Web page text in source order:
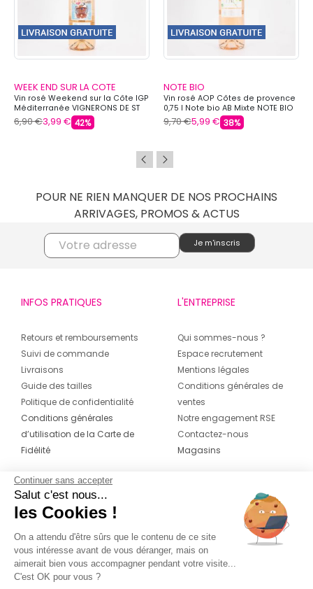
WEEK END SUR LA COTE
Vin rosé Weekend sur la Côte IGP
Méditerranée VIGNERONS DE ST
TROPEZ
6,90 €3,99 € 42%
NOTE BIO
Vin rosé AOP Côtes de provence
0,75 l Note bio AB Mixte NOTE BIO
9,70 €5,99 € 38%
POUR NE RIEN MANQUER DE NOS PROCHAINS
ARRIVAGES, PROMOS & ACTUS
INFOS PRATIQUES
Retours et remboursements
Suivi de commande
Livraisons
Guide des tailles
Politique de confidentialité
Conditions générales
d’utilisation de la Carte de
Fidélité
L'ENTREPRISE
Qui sommes-nous ?
Espace recrutement
Mentions légales
Conditions générales de
ventes
Notre engagement RSE
Contactez-nous
Magasins
CONTACT
04 42 20 78 42
Du lundi au jeudi de 8h30 à 16h30 & le
vendredi de 8h30 à 15h30
Continuer sans accepter
Salut c'est nous...
les Cookies !
On a attendu d'être sûrs que le contenu de ce site
vous intéresse avant de vous déranger, mais on
aimerait bien vous accompagner pendant votre visite...
C'est OK pour vous ?